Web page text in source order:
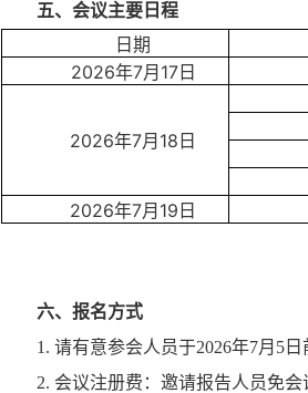
五、会议主要日程
日期
2026年7月 17日
2026年7月 18 日
2026年7月 19 日
六、报名方式
1. 请有意参会人员于2026年7月5
2. 会议注册费：邀请报告人员免